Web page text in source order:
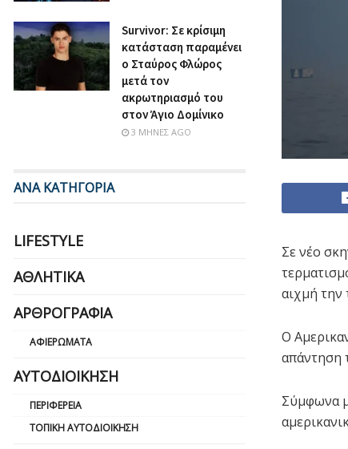
Σε νέο
αιχμή την
Ο
απάντηση
Σύμφωνα
Survivor: Σε κρίσιμη
κατάσταση παραμένει
ο Σταύρος Φλώρος
μετά τον
ακρωτηριασμό του
στον Άγιο Δομίνικο
3 ΜΉΝΕΣ AGO
ΑΝΑ ΚΑΤΗΓΟΡΙΑ
LIFESTYLE
ΑΘΛΗΤΙΚΆ
ΑΡΘΡΟΓΡΑΦΊΑ
ΑΦΙΕΡΏΜΑΤΑ
ΑΥΤΟΔΙΟΊΚΗΣΗ
ΠΕΡΙΦΈΡΕΙΑ
ΤΟΠΙΚΉ ΑΥΤΟΔΙΟΊΚΗΣΗ